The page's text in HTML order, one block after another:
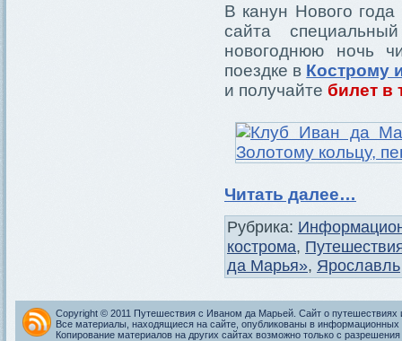
В канун Нового
сайта
новогоднюю ночь
поездке в Кострому
и получайте билет в
Читать далее…
Рубрика:
кострома,
да Марья», Ярославль
Copyright © 2011 Путешествия с Иваном да Марьей. Сайт о путешествиях
Все материалы, находящиеся на сайте, опубликованы в информационных
Копирование материалов на других сайтах возможно только с разрешения